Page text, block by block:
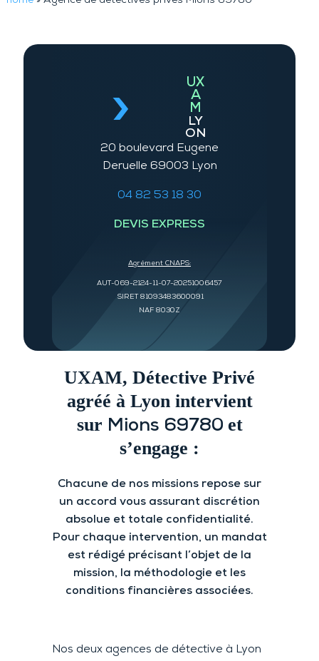
UXAM, Détective Privé
agréé à Lyon intervient
sur Mions 69780 et
s’engage :
Chacune de nos missions repose sur
un accord vous assurant discrétion
absolue et totale confidentialité.
Pour chaque intervention, un mandat
est rédigé précisant l’objet de la
mission, la méthodologie et les
conditions financières associées.
Nos deux agences de détective à Lyon
UX
A
M
LY
ON
20 boulevard Eugene
Deruelle 69003 Lyon
04 82 53 18 30
DEVIS EXPRESS
Agrément CNAPS:
AUT-069-2124-11-07-20251006457
SIRET 81093483600091
NAF 8030Z